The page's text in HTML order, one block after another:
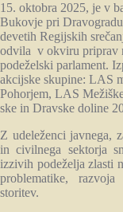
15. oktobra 2025, je v
Bukovje pri
devetih Regijskih
odvila v okviru priprav
podeželski parlament.
akcijske skupine: LAS
Pohorjem, LAS
ske in Dravske doline
Z udeleženci javnega,
in civilnega sektorja
izzivih podeželja zlasti
problematike,
storitev.